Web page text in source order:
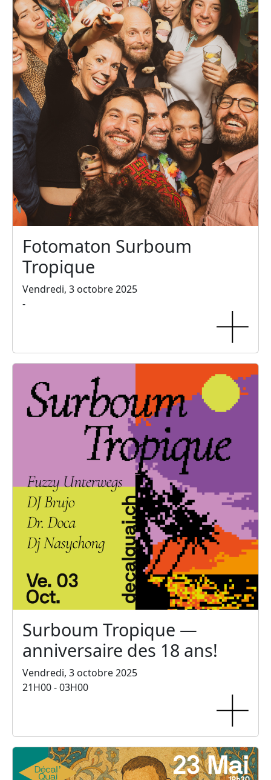
Fotomaton Surboum
Tropique
Vendredi, 3 octobre 2025
-
Surboum Tropique —
anniversaire des 18 ans!
Vendredi, 3 octobre 2025
21H00 - 03H00